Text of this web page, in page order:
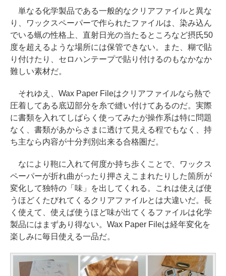
単なる化学製品である一般的なクリアファイルと異な
り、ワックスペーパーで作られたファイルは、染み込ん
でいる蝋の性格上、直射日光の当たるところなど摂氏50
度を超えるような場所には保管できない。また、糊で貼
り付けたり、セロハンテープで貼り付けるのもなかなか
難しい素材だ。
それゆえ、Wax Paper Fileはクリアファイルなら熱で
圧着してある底辺部分を糸で縫い付けてあるのだ。実際
に書類を入れてしばらく使ってみたが操作系は特に問題
なく、書類があからさまに透けて見える程でもなく、持
ち主なら内容が十分判別出来る合格圏だ。
なにより鞄に入れて何度か持ち歩くことで、ワックス
ペーパーが折れ曲がったり押さえこまれたりした箇所が
変化して独特の「味」を出してくれる。これは使えば使
うほどくたびれてくるクリアファイルとは大違いだ。長
く使えて、使えば使うほど味が出てくるファイルは化学
製品にはまずあり得ない。Wax Paper Fileは経年変化を
楽しみに毎日使える一品だ。